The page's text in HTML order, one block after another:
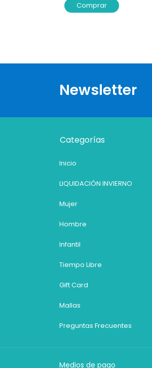
Comprar
Newsletter
Categorías
Inicio
LIQUIDACIÓN INVIERNO
Mujer
Hombre
Infantil
Tiempo Libre
Gift Card
Mallas
Preguntas Frecuentes
Medios de pago